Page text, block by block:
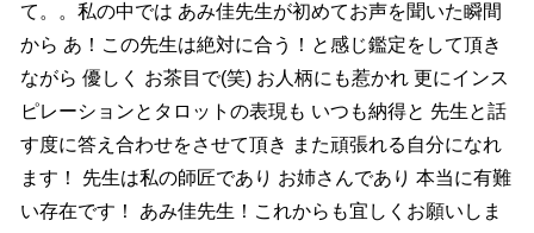
て。。私の中では あみ佳先生が初めてお声を聞いた瞬間
から あ！この先生は絶対に合う！と感じ鑑定をして頂き
ながら 優しく お茶目で(笑) お人柄にも惹かれ 更にインス
ピレーションとタロットの表現も いつも納得と 先生と話
す度に答え合わせをさせて頂き また頑張れる自分になれ
ます！ 先生は私の師匠であり お姉さんであり 本当に有難
い存在です！ あみ佳先生！これからも宜しくお願いしま